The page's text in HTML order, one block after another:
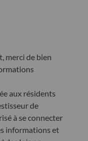
dans le
est un
à rendre le
par les
de gestion
durabilité ou
de
L'équipe de
en intégrant
ou Social et/ou
merci de bien
aux résidents
de
à se connecter
informations et